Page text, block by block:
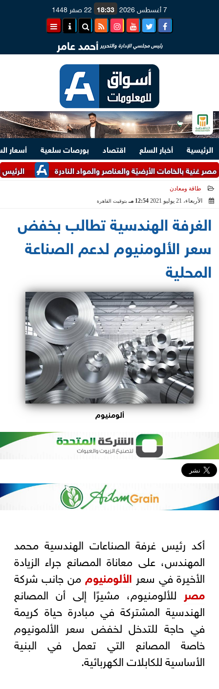
7 أغسطس 2026 18:33 22 صفر 1448
رئيس مجلسي الإدارة والتحرير أحمد عامر
الرئيسية أخبار السلع اقتصاد بورصات سلعية
أسعار
الرئيس السيسي
بالخامات الأرضيّة والعناصر والمواد النادرة
طاقة ومعادن
الأربعاء، 21 يوليو 2021
12:54 مـ بتوقيت القاهرة
الغرفة الهندسية تطالب بخفض
سعر الألومنيوم لدعم الصناعة
المحلية
ألومنيوم
أكد رئيس غرفة الصناعات الهندسية محمد
المهندس، على معاناة المصانع جراء الزيادة
الأخيرة في سعر الألومنيوممن جانب شركة
مصر للألومنيوم، مشيرًا إلى أن المصانع
الهندسية المشتركة في مبادرة حياة كريمة
في حاجة للتدخل لخفض سعر الألمونيوم
خاصة المصانع التي تعمل في البنية
الأساسية للكابلات الكهربائية.